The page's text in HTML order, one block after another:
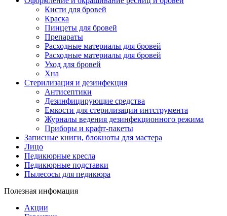
Кисти для бровей
Краска
Пинцеты для бровей
Препараты
Расходные материалы для бровей
Расходные материалы для бровей
Уход для бровей
Хна
Стерилизация и дезинфекция
Антисептики
Дезинфицирующие средства
Емкости для стерилизации интструмента
Журналы ведения дезинфекционного режима
Приборы и крафт-пакеты
Записные книги, блокноты для мастера
Лицо
Педикюрные кресла
Педикюрные подставки
Пылесосы для педикюра
Полезная инфомация
Акции